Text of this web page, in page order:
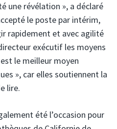
une révélation », a déclaré
le poste par intérim,
rapidement et avec agilité
exécutif les moyens
le meilleur moyen
», car elles soutiennent la
lire.
été l’occasion pour